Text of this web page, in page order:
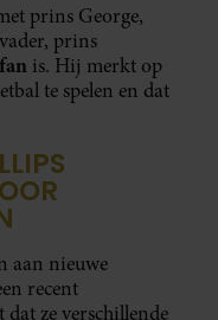
prins George,
prins
is. Hij merkt op
te spelen en dat
aan nieuwe
recent
dat ze verschillende